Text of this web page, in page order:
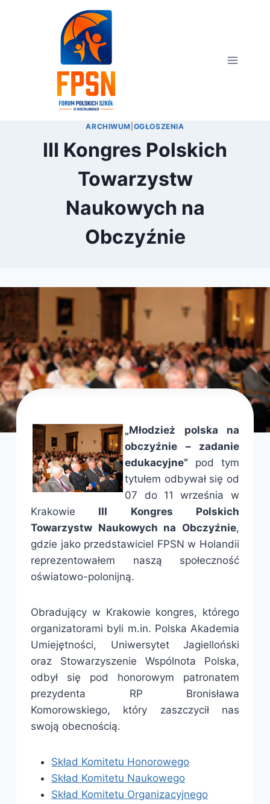
ARCHIWUM OGŁOSZENIA
III Kongres Polskich
Towarzystw
Naukowych na
Obczyźnie
„Młodzież polska na
obczyźnie – zadanie
edukacyjne” pod tym
tytułem odbywał się od
07 do 11 września w
Krakowie III Kongres Polskich
Towarzystw Naukowych na Obczyźnie,
gdzie jako przedstawiciel FPSN w Holandii
reprezentowałem naszą społeczność
oświatowo-polonijną.
Obradujący w Krakowie kongres, którego
organizatorami byli m.in. Polska Akademia
Umiejętności, Uniwersytet Jagielloński
oraz Stowarzyszenie Wspólnota Polska,
odbył się pod honorowym patronatem
prezydenta RP Bronisława
Komorowskiego, który zaszczycił nas
swoją obecnością.
Skład Komitetu Honorowego
Skład Komitetu Naukowego
Skład Komitetu Organizacyjnego